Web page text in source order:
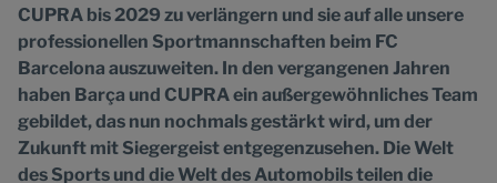
CUPRA bis 2029 zu verlängern und sie auf alle unsere
professionellen Sportmannschaften beim FC
Barcelona auszuweiten. In den vergangenen Jahren
haben Barça und CUPRA ein außergewöhnliches Team
gebildet, das nun nochmals gestärkt wird, um der
Zukunft mit Siegergeist entgegenzusehen. Die Welt
des Sports und die Welt des Automobils teilen die